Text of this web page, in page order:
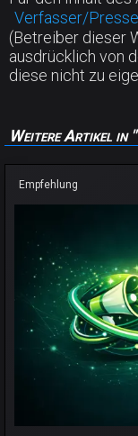
Verfasser/
(Betreiber dieser
ausdrücklich von
diese nicht zu
Weitere Artikel in
Empfehlung